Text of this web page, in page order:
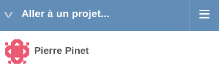
Aller à un projet...
Pierre Pinet